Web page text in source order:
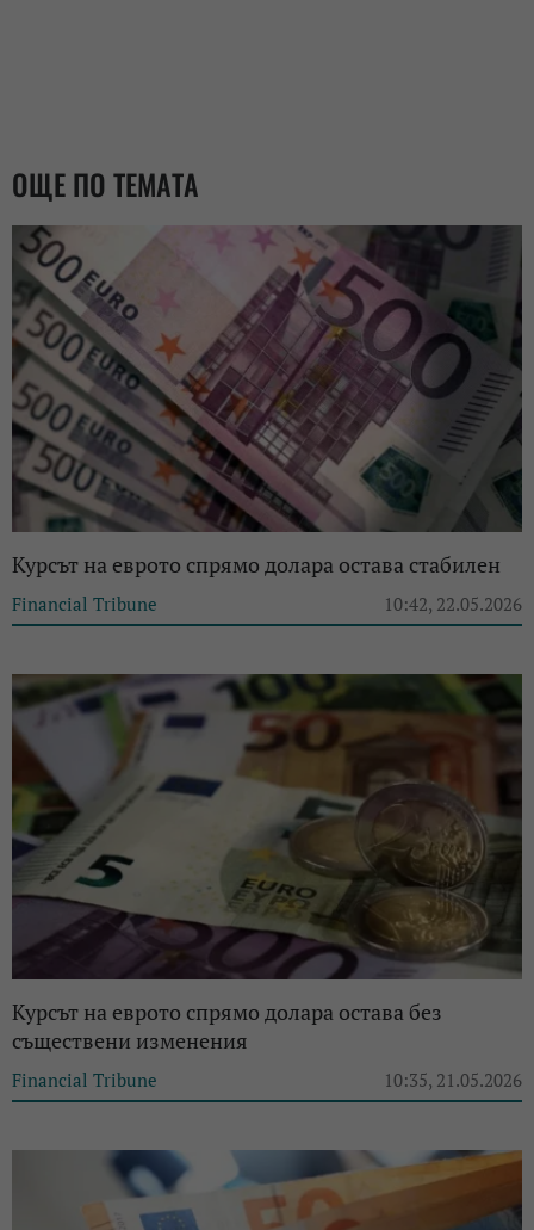
ОЩЕ ПО ТЕМАТА
Курсът на еврото спрямо долара остава стабилен
Financial Tribune 10:42, 22.05.2026
Курсът на еврото спрямо долара остава без
съществени изменения
Financial Tribune 10:35, 21.05.2026